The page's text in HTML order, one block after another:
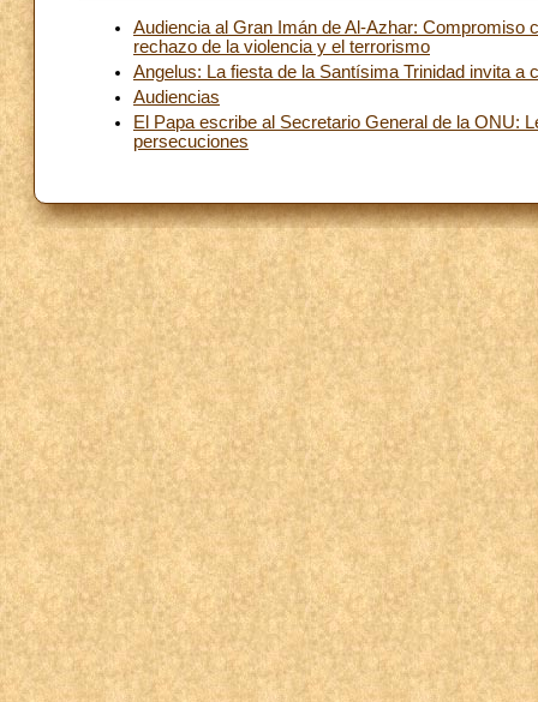
Audiencia al Gran Imán de Al-Azhar: Compromiso
rechazo de la violencia y el terrorismo
Angelus: La fiesta de la Santísima Trinidad invita
Audiencias
El Papa escribe al Secretario General de la ONU:
persecuciones